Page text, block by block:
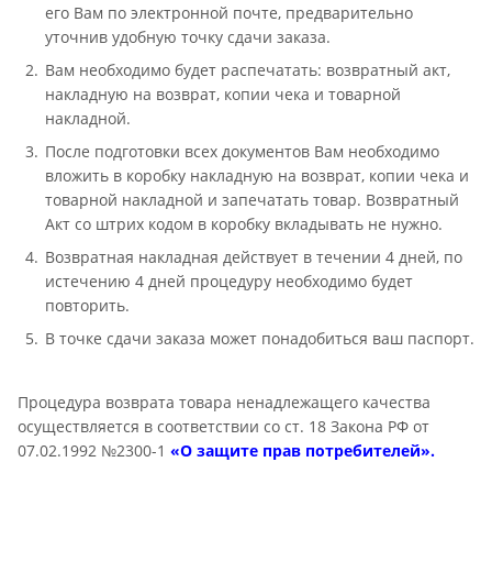
его Вам по электронной почте, предварительно
уточнив удобную точку сдачи заказа.
Вам необходимо будет распечатать: возвратный акт,
накладную на возврат, копии чека и товарной
накладной.
После подготовки всех документов Вам необходимо
вложить в коробку накладную на возврат, копии чека и
товарной накладной и запечатать товар. Возвратный
Акт со штрих кодом в коробку вкладывать не нужно.
Возвратная накладная действует в течении 4 дней, по
истечению 4 дней процедуру необходимо будет
повторить.
В точке сдачи заказа может понадобиться ваш паспорт.
Процедура возврата товара ненадлежащего качества
осуществляется в соответствии со ст. 18 Закона РФ от
07.02.1992 №2300-1 «О защите прав потребителей».